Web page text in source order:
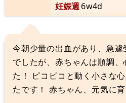
妊娠週6w4d
今朝少量の出血があり、急
でしたが、赤ちゃんは順調
た！ ピコピコと動く小さな
たです！ 赤ちゃん、元気に